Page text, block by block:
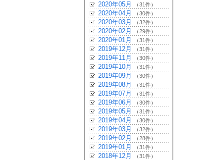
2020年05月 （31件）
2020年04月 （30件）
2020年03月 （32件）
2020年02月 （29件）
2020年01月 （31件）
2019年12月 （31件）
2019年11月 （30件）
2019年10月 （31件）
2019年09月 （30件）
2019年08月 （31件）
2019年07月 （31件）
2019年06月 （30件）
2019年05月 （31件）
2019年04月 （30件）
2019年03月 （32件）
2019年02月 （28件）
2019年01月 （31件）
2018年12月 （31件）